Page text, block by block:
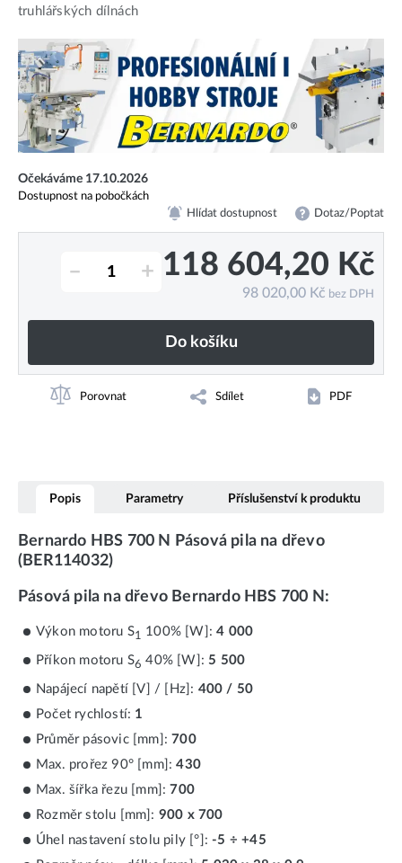
truhlářských dílnách
Očekáváme 17.10.2026
Dostupnost na pobočkách
Hlídat dostupnost Dotaz/Poptat
– + 118 604,20 Kč
98 020,00 Kč bez DPH
Do košíku
Porovnat Sdílet PDF
Popis Parametry Příslušenství k produktu
Bernardo HBS 700 N Pásová pila na dřevo
(BER114032)
Pásová pila na dřevo Bernardo HBS 700 N:
Výkon motoru S1 100% [W]:4 000
Příkon motoru S6 40% [W]:5 500
Napájecí napětí [V] / [Hz]: 400 / 50
Počet rychlostí: 1
Průměr pásovic [mm]:700
Max. prořez 90° [mm]:430
Max. šířka řezu [mm]:700
Rozměr stolu [mm]: 900 x 700
Úhel nastavení stolu pily [°]:-5 ÷ +45